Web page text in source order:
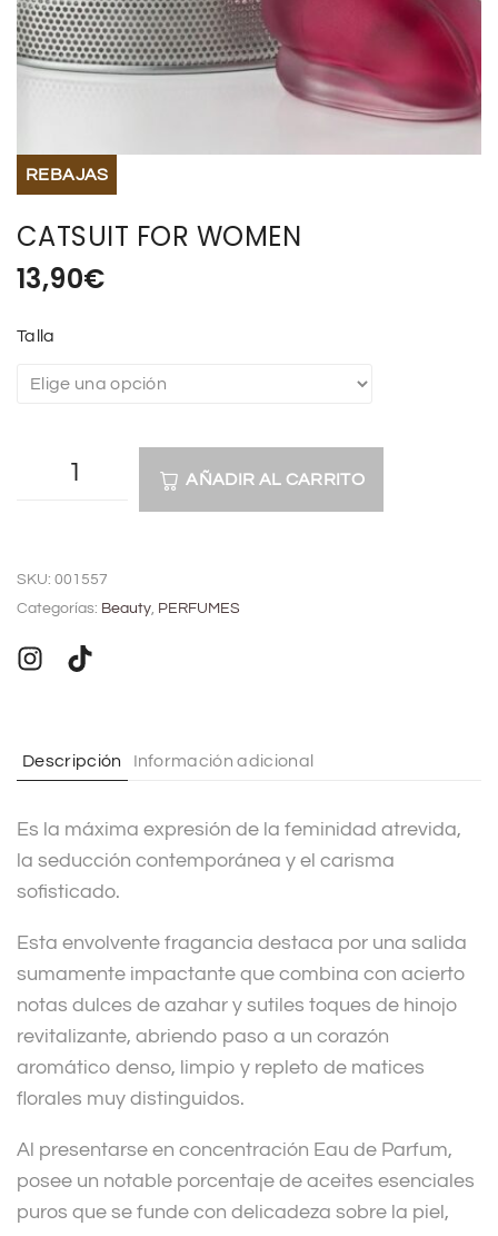
TECNOLOGIA
HOGAR
REBAJAS
CATSUIT FOR WOMEN
13,90€
Talla
AÑADIR AL CARRITO
t
r
i
e
:
SKU: 001557
Categorías: Beauty, PERFUMES
Descripción Información adicional
Es la máxima expresión de la feminidad atrevida,
la seducción contemporánea y el carisma
sofisticado.
Esta envolvente fragancia destaca por una salida
sumamente impactante que combina con acierto
notas dulces de azahar y sutiles toques de hinojo
revitalizante, abriendo paso a un corazón
aromático denso, limpio y repleto de matices
florales muy distinguidos.
Al presentarse en concentración Eau de Parfum,
posee un notable porcentaje de aceites esenciales
puros que se funde con delicadeza sobre la piel,